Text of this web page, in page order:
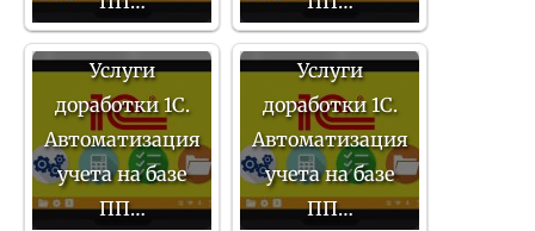
Услуги
доработки 1С.
Автоматизация
учета на базе
ПП…
Услуги
доработки 1С.
Автоматизация
учета на базе
ПП…